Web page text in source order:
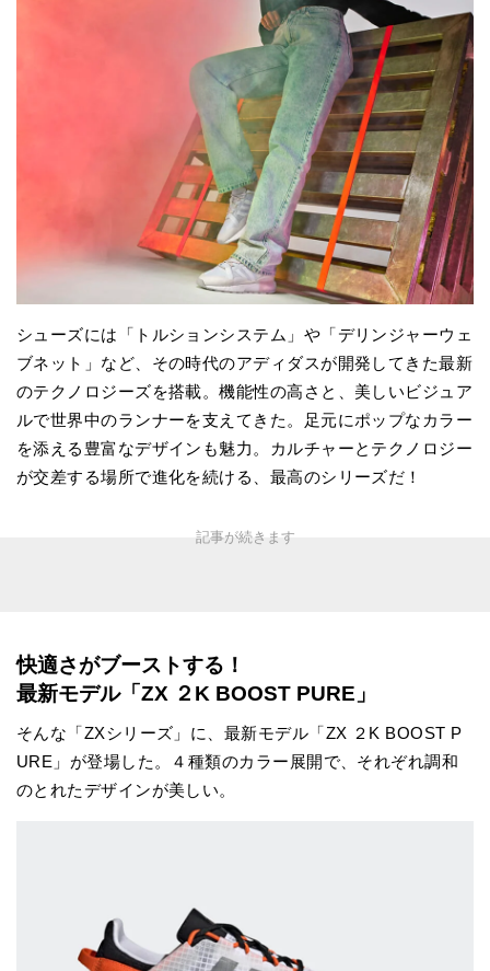
シューズには「トルションシステム」や「デリンジャーウェ
ブネット」など、その時代のアディダスが開発してきた最新
のテクノロジーズを搭載。機能性の高さと、美しいビジュア
ルで世界中のランナーを支えてきた。足元にポップなカラー
を添える豊富なデザインも魅力。カルチャーとテクノロジー
が交差する場所で進化を続ける、最高のシリーズだ！
快適さがブーストする！
最新モデル「ZX ２K BOOST PURE」
そんな「ZXシリーズ」に、最新モデル「ZX ２K BOOST P
URE」が登場した。４種類のカラー展開で、それぞれ調和
のとれたデザインが美しい。